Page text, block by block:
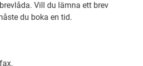
Vill du lämna ett brev
du boka en tid.